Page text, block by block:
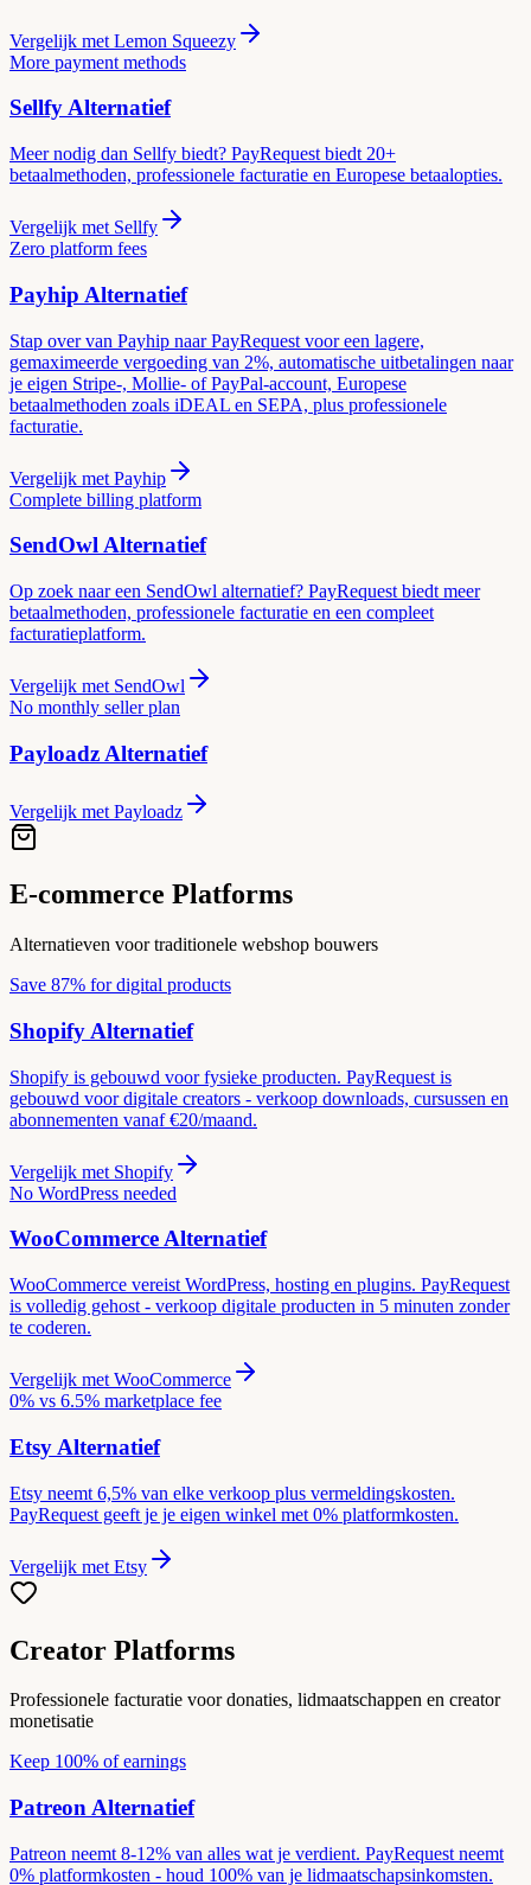
Vergelijk met Lemon Squeezy
More payment methods
SellfyAlternatief
Meer nodig dan Sellfy biedt? PayRequest biedt 20+
betaalmethoden, professionele facturatie en Europese betaalopties.
Vergelijk met Sellfy
Zero platform fees
Payhip Alternatief
Stap over van Payhip naar PayRequest voor een lagere,
gemaximeerde vergoeding van 2%, automatische uitbetalingen naar
je eigen Stripe-, Mollie- of PayPal-account, Europese
betaalmethoden zoals iDEAL en SEPA, plus professionele
facturatie.
Vergelijk met Payhip
Complete billing platform
SendOwlAlternatief
Op zoek naar een SendOwl alternatief? PayRequest biedt meer
betaalmethoden, professionele facturatie en een compleet
facturatieplatform.
Vergelijk met SendOwl
No monthly seller plan
Payloadz Alternatief
Vergelijk met Payloadz
E-commerce Platforms
Alternatieven voor traditionele webshop bouwers
Save 87% for digital products
Shopify Alternatief
Shopify is gebouwd voor fysieke producten. PayRequest is
gebouwd voor digitale creators - verkoop downloads, cursussen en
abonnementen vanaf €20/maand.
Vergelijk met Shopify
No WordPress needed
WooCommerceAlternatief
WooCommerce vereist WordPress, hosting en plugins. PayRequest
is volledig gehost - verkoop digitale producten in 5 minuten zonder
te coderen.
Vergelijk met WooCommerce
0% vs 6.5% marketplace fee
Etsy Alternatief
Etsy neemt 6,5% van elke verkoop plus vermeldingskosten.
PayRequest geeft je je eigen winkel met 0% platformkosten.
Vergelijk met Etsy
Creator Platforms
Professionele facturatie voor donaties, lidmaatschappen en creator
monetisatie
Keep 100% of earnings
Patreon Alternatief
Patreon neemt 8-12% van alles wat je verdient. PayRequest neemt
0% platformkosten - houd 100% van je lidmaatschapsinkomsten.